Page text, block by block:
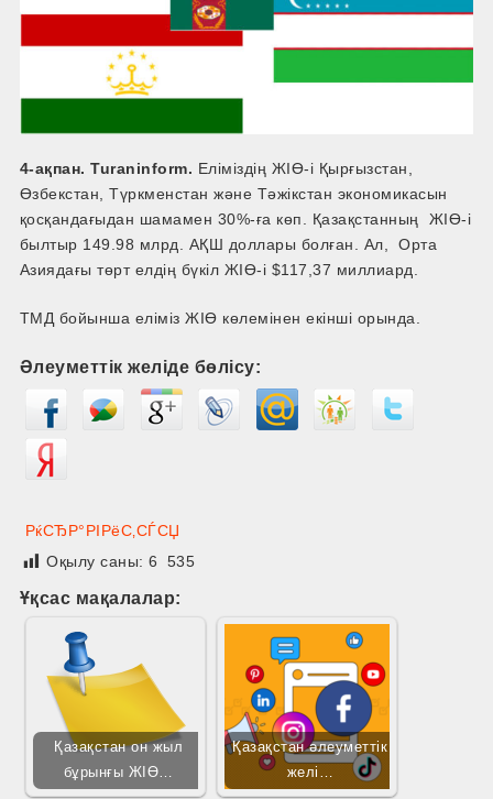
4-ақпан. Turaninform. Еліміздің ЖІӨ-­і Қырғызстан,
Өзбекстан, Түркменстан және Тәжікстан экономикасын
қосқандағыдан шамамен 30%-ға көп. Қазақстанның ЖІӨ-­і
былтыр 149.98 млрд. АҚШ доллары болған. Ал, Орта
Азиядағы төрт елдің бүкіл ЖІӨ-­і $117,37 миллиард.
ТМД бойынша еліміз ЖІӨ көлемінен екінші орында.
Әлеуметтік желіде бөлісу:
РќСЂР°РІРёС‚СЃСЏ
Оқылу саны:6 535
Ұқсас мақалалар:
Қазақстан он жыл
бұрынғы ЖІӨ…
Қазақстан әлеуметтік
желі…